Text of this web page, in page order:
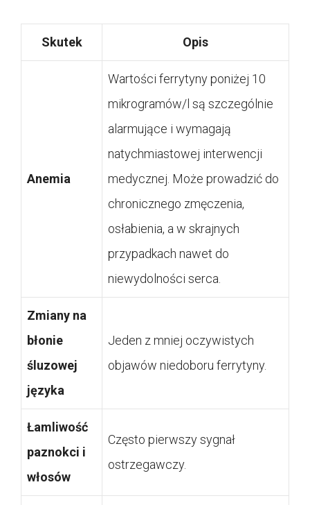
Skutek Opis
Anemia
Wartości ferrytyny poniżej 10
mikrogramów/l są szczególnie
alarmujące i wymagają
natychmiastowej interwencji
medycznej. Może prowadzić do
chronicznego zmęczenia,
osłabienia, a w skrajnych
przypadkach nawet do
niewydolności serca.
Zmiany na
błonie
śluzowej
języka
Jeden z mniej oczywistych
objawów niedoboru ferrytyny.
Łamliwość
paznokci i
włosów
Często pierwszy sygnał
ostrzegawczy.